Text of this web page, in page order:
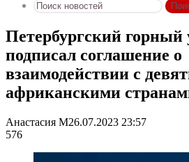
Петербургский горный
подписал соглашение о
взаимодействии с
африканскими
Анастасия М26.07.2023 23:57
576